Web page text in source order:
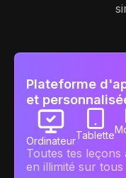
Plateforme
et
OrdinateurTablette
Toutes tes
en illimité sur